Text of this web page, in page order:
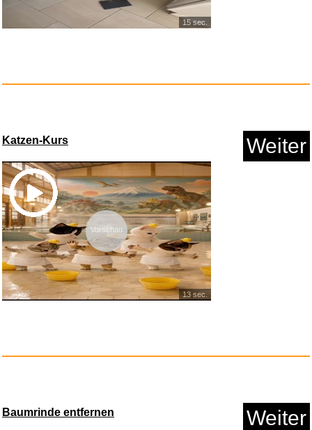
15 sec.
Katzen-Kurs Weiter
Vorschau
13 sec.
Baumrinde entfernen Weiter